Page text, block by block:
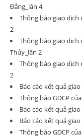
Đẳng_lân 4
Thông báo giao dịch
2
Thông báo giao dịch
Thủy_lân 2
Thông báo giao dịch
2
Báo cáo kết quả
Thông báo GDCP
Báo cáo kết quả
Báo cáo kết quả
Thông báo GDCP